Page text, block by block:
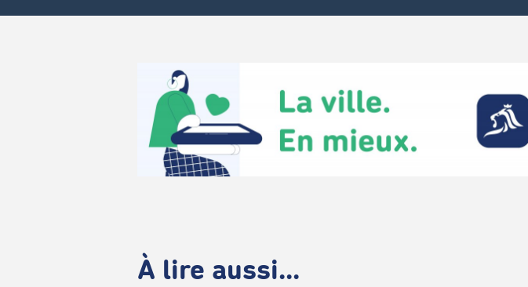
À lire aussi...